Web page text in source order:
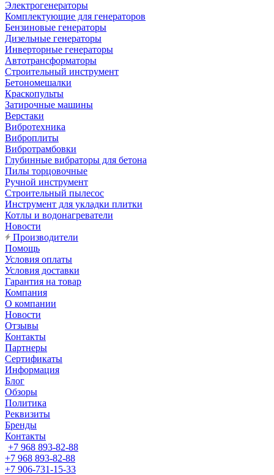
Электрогенераторы
Комплектующие для генераторов
Бензиновые генераторы
Дизельные генераторы
Инверторные генераторы
Автотрансформаторы
Строительный инструмент
Бетономешалки
Краскопульты
Затирочные машины
Верстаки
Вибротехника
Виброплиты
Вибротрамбовки
Глубинные вибраторы для бетона
Пилы торцовочные
Ручной инструмент
Строительный пылесос
Инструмент для укладки плитки
Котлы и водонагреватели
Новости
Производители
Помощь
Условия оплаты
Условия доставки
Гарантия на товар
Компания
О компании
Новости
Отзывы
Контакты
Партнеры
Сертификаты
Информация
Блог
Обзоры
Политика
Реквизиты
Бренды
Контакты
+7 968 893-82-88
+7 968 893-82-88
+7 906-731-15-33